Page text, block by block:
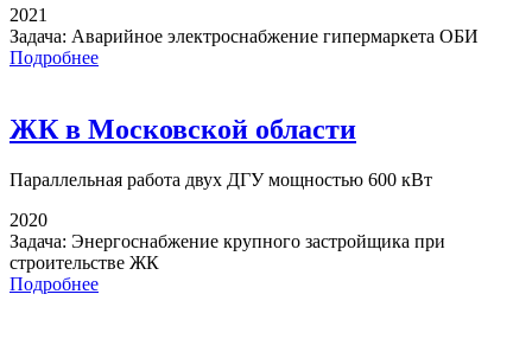
2021
Задача: Аварийное электроснабжение гипермаркета ОБИ
Подробнее
ЖК в Московской области
Параллельная работа двух ДГУ мощностью 600 кВт
2020
Задача: Энергоснабжение крупного застройщика при
строительстве ЖК
Подробнее